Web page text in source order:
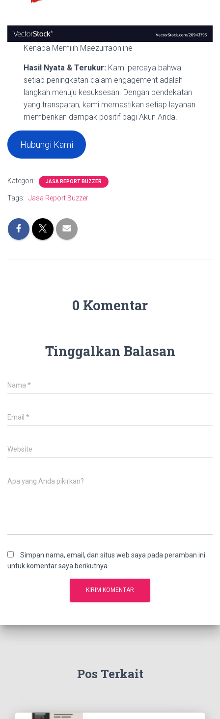
Kenapa Memilih Maezurraonline
Hasil Nyata & Terukur: Kami percaya bahwa
setiap peningkatan dalam engagement adalah
langkah menuju kesuksesan. Dengan pendekatan
yang transparan, kami memastikan setiap layanan
memberikan dampak positif bagi Akun Anda.
Hubungi Kami
Kategori: JASA REPORT BUZZER
Tags: Jasa Report Buzzer
0 Komentar
Tinggalkan Balasan
Nama *
Email *
Website
Apa yang Anda pikirkan?
Simpan nama, email, dan situs web saya pada peramban ini
untuk komentar saya berikutnya.
Pos Terkait